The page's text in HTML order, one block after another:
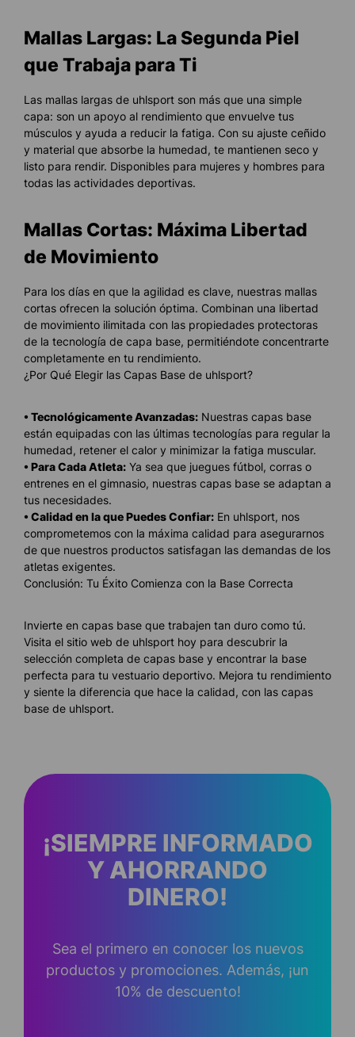
Mallas Largas: La Segunda Piel
que Trabaja para Ti
Las mallas largas de uhlsport son más que una simple
capa: son un apoyo al rendimiento que envuelve tus
músculos y ayuda a reducir la fatiga. Con su ajuste ceñido
y material que absorbe la humedad, te mantienen seco y
listo para rendir. Disponibles para mujeres y hombres para
todas las actividades deportivas.
Mallas Cortas: Máxima Libertad
de Movimiento
Para los días en que la agilidad es clave, nuestras mallas
cortas ofrecen la solución óptima. Combinan una libertad
de movimiento ilimitada con las propiedades protectoras
de la tecnología de capa base, permitiéndote concentrarte
completamente en tu rendimiento.
¿Por Qué Elegir las Capas Base de uhlsport?
• Tecnológicamente Avanzadas: Nuestras capas base
están equipadas con las últimas tecnologías para regular la
humedad, retener el calor y minimizar la fatiga muscular.
• Para Cada Atleta: Ya sea que juegues fútbol, corras o
entrenes en el gimnasio, nuestras capas base se adaptan a
tus necesidades.
• Calidad en la que Puedes Confiar: En uhlsport, nos
comprometemos con la máxima calidad para asegurarnos
de que nuestros productos satisfagan las demandas de los
atletas exigentes.
Conclusión: Tu Éxito Comienza con la Base Correcta
Invierte en capas base que trabajen tan duro como tú.
Visita el sitio web de uhlsport hoy para descubrir la
selección completa de capas base y encontrar la base
perfecta para tu vestuario deportivo. Mejora tu rendimiento
y siente la diferencia que hace la calidad, con las capas
base de uhlsport.
¡SIEMPRE INFORMADO
Y AHORRANDO
DINERO!
Sea el primero en conocer los nuevos
productos y promociones. Además, ¡un
10% de descuento!